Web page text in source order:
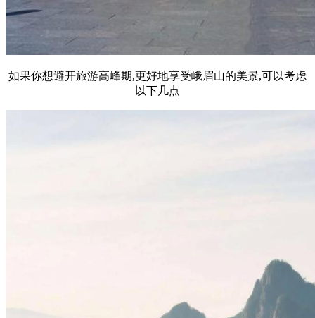
如果你想避开旅游高峰期,更好地享受峨眉山的美景,可以考虑
以下几点